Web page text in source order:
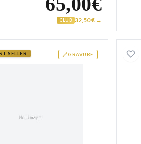
CLUB 32,50 € →
GRAVURE
SELLER Chevalière Homme Argent Shako